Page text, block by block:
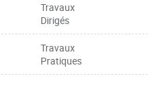
Travaux
Dirigés
Travaux
Pratiques